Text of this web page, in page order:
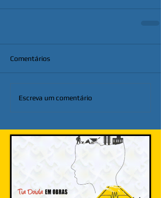
Comentários
Escreva um comentário